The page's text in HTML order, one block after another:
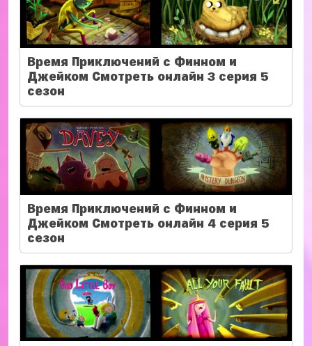
Время Приключений с Финном и
Джейком Смотреть онлайн 3 серия 5
сезон
Время Приключений с Финном и
Джейком Смотреть онлайн 4 серия 5
сезон